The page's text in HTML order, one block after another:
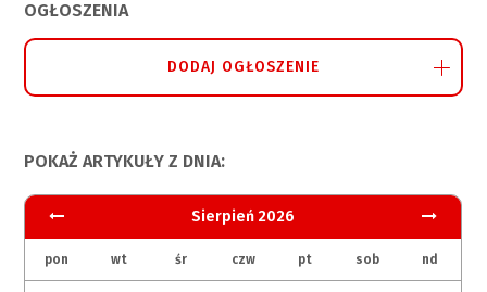
OGŁOSZENIA
DODAJ OGŁOSZENIE
POKAŻ ARTYKUŁY Z DNIA:
Sierpień 2026
pon wt śr czw pt sob nd